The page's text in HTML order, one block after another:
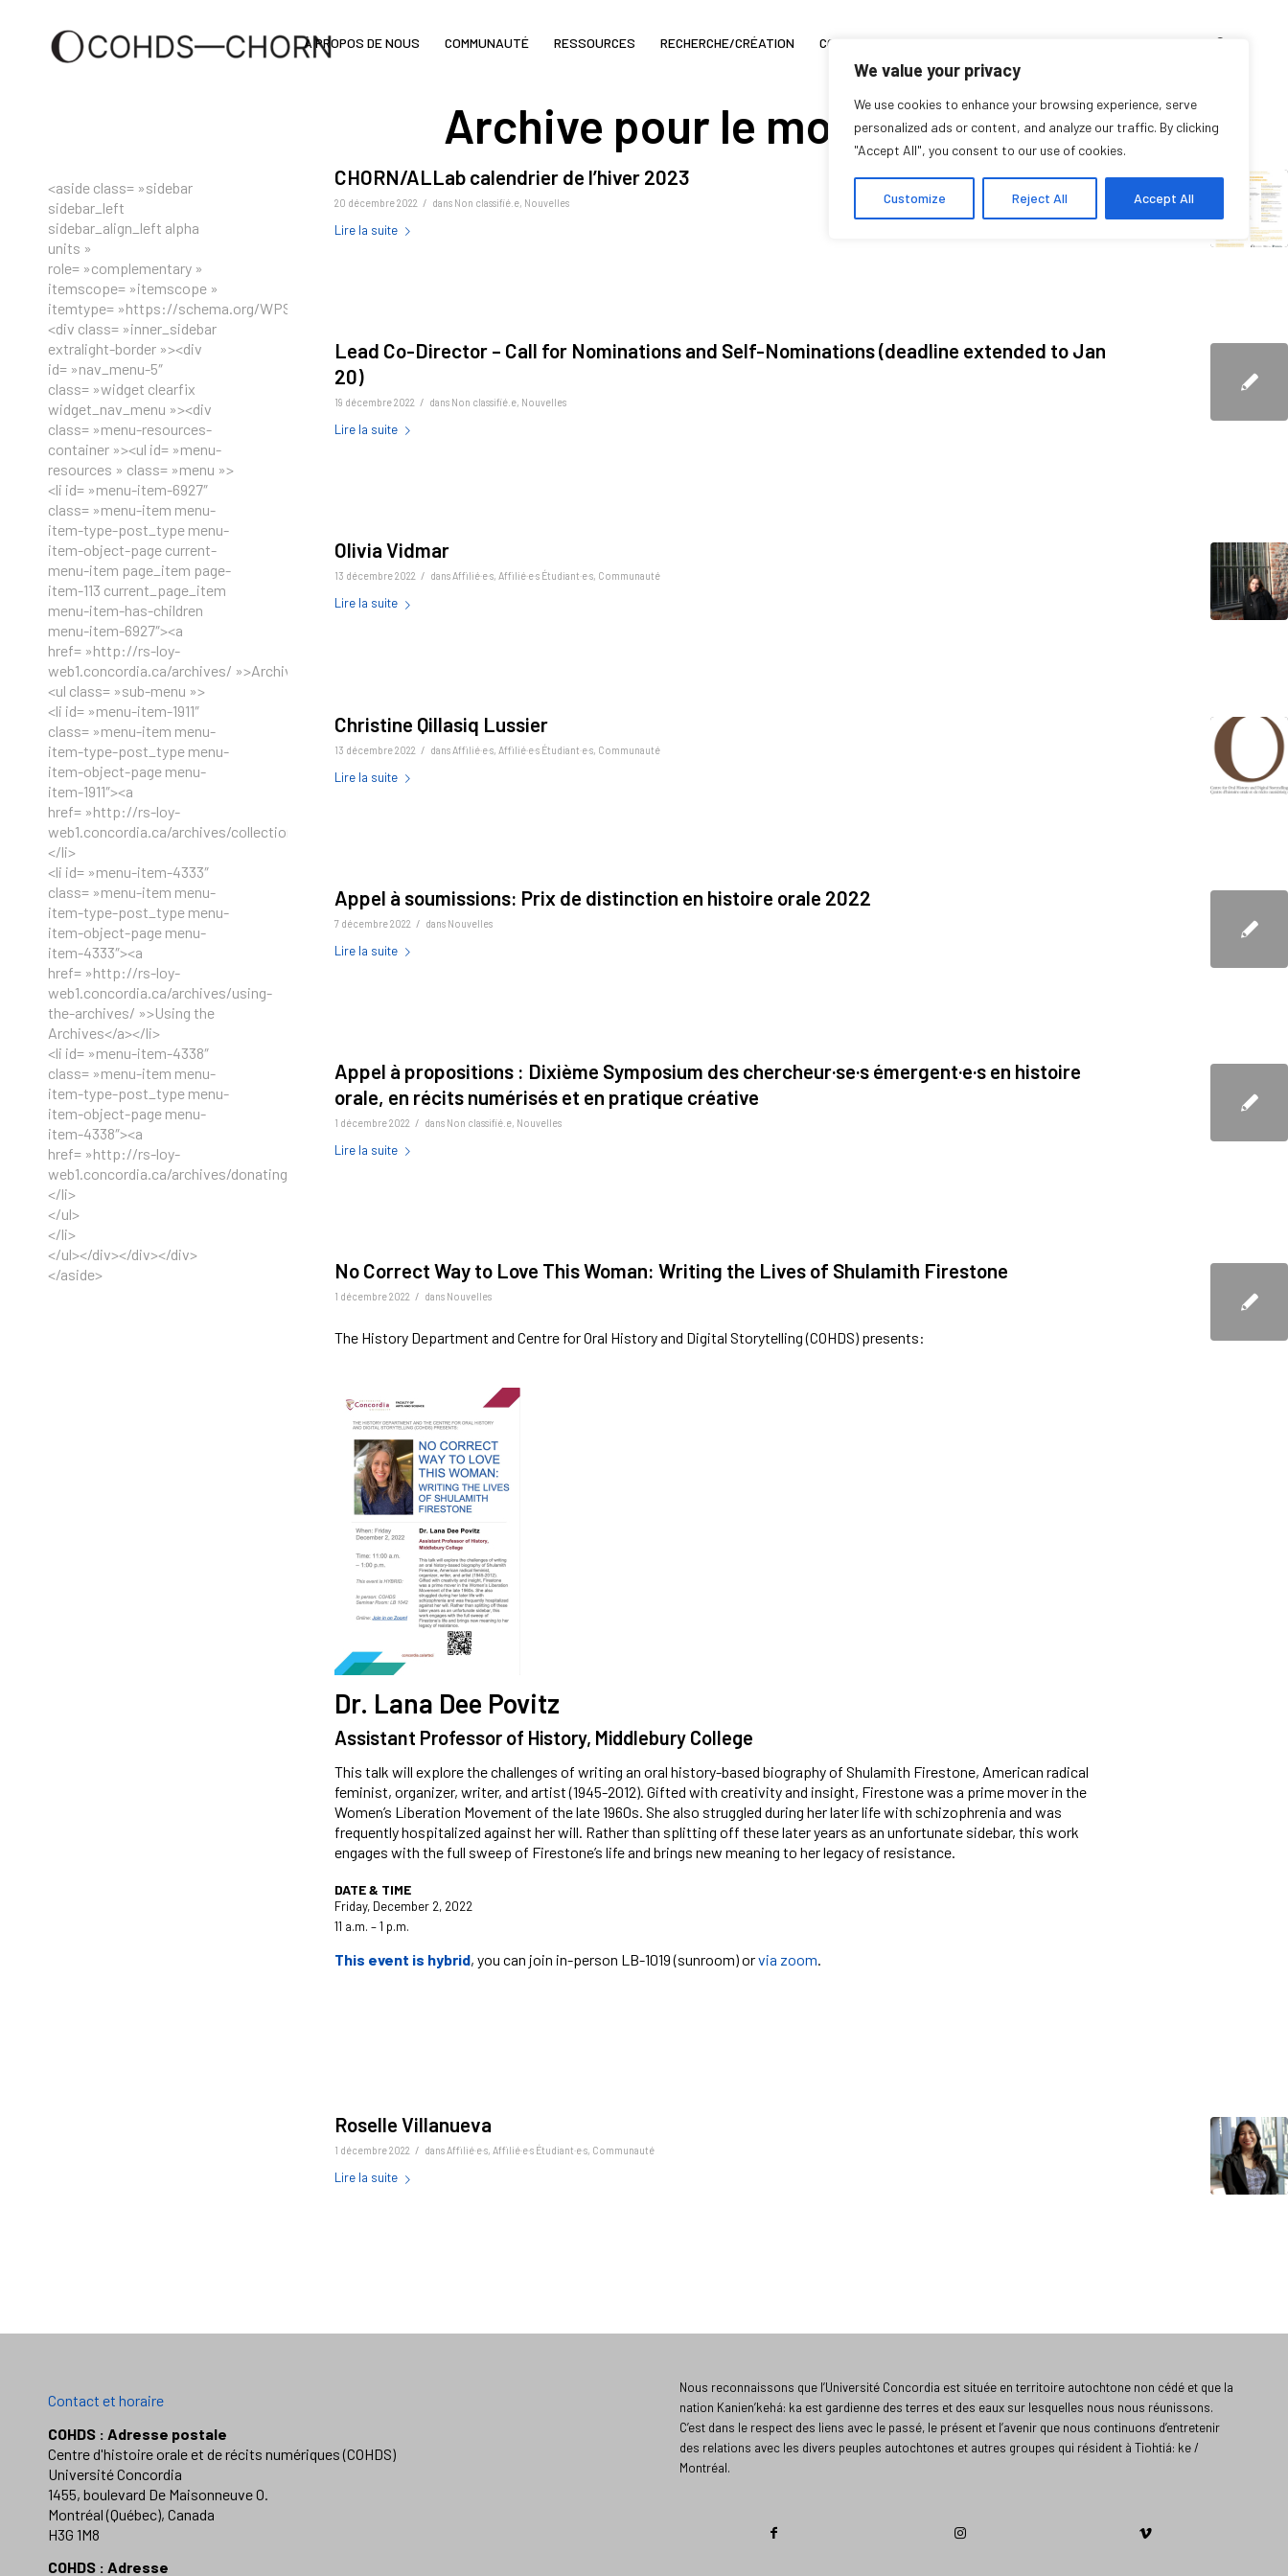
We value your privacy
We use cookies to enhance your browsing experience, serve
personalized ads or content, and analyze our traffic. By clicking
"Accept All", you consent to our use of cookies.
Customize Reject All Accept All
À PROPOS DE NOUS COMMUNAUTÉ RESSOURCES RECHERCHE/CRÉATION COIN D’ENSEIGNEMENT
Archive pour le mois : décembre, 2022
CHORN/ALLab calendrier de l’hiver 2023
20 décembre 2022 / dans Non classifié.e, Nouvelles
Lire la suite
Lead Co-Director – Call for Nominations and Self-Nominations (deadline extended to Jan
20)
19 décembre 2022 / dans Non classifié.e, Nouvelles
Lire la suite
Olivia Vidmar
13 décembre 2022 / dans Affilié·e·s, Affilié·e·s Étudiant·e·s, Communauté
Lire la suite
Christine Qillasiq Lussier
13 décembre 2022 / dans Affilié·e·s, Affilié·e·s Étudiant·e·s, Communauté
Lire la suite
Appel à soumissions: Prix de distinction en histoire orale 2022
7 décembre 2022 / dans Nouvelles
Lire la suite
Appel à propositions : Dixième Symposium des chercheur·se·s émergent·e·s en histoire
orale, en récits numérisés et en pratique créative
1 décembre 2022 / dans Non classifié.e, Nouvelles
Lire la suite
No Correct Way to Love This Woman: Writing the Lives of Shulamith Firestone
1 décembre 2022 / dans Nouvelles
The History Department and Centre for Oral History and Digital Storytelling (COHDS) presents:
Dr. Lana Dee Povitz
Assistant Professor of History, Middlebury College
This talk will explore the challenges of writing an oral history-based biography of Shulamith Firestone, American radical
feminist, organizer, writer, and artist (1945-2012). Gifted with creativity and insight, Firestone was a prime mover in the
Women’s Liberation Movement of the late 1960s. She also struggled during her later life with schizophrenia and was
frequently hospitalized against her will. Rather than splitting off these later years as an unfortunate sidebar, this work
engages with the full sweep of Firestone’s life and brings new meaning to her legacy of resistance.
DATE & TIME
Friday, December 2, 2022
11 a.m. – 1 p.m.
This event is hybrid, you can join in-person LB-1019 (sunroom) orvia zoom.
Roselle Villanueva
1 décembre 2022 / dans Affilié·e·s, Affilié·e·s Étudiant·e·s, Communauté
Lire la suite
<aside class= »sidebar
sidebar_left
sidebar_align_left alpha
units »
role= »complementary »
itemscope= »itemscope »
itemtype= »https://schema.org/WPSideBar »>
<div class= »inner_sidebar
extralight-border »><div
id= »nav_menu-5″
class= »widget clearfix
widget_nav_menu »><div
class= »menu-resources-
container »><ul id= »menu-
resources » class= »menu »>
<li id= »menu-item-6927″
class= »menu-item menu-
item-type-post_type menu-
item-object-page current-
menu-item page_item page-
item-113 current_page_item
menu-item-has-children
menu-item-6927″><a
href= »http://rs-loy-
web1.concordia.ca/archives/ »>Archives</a>
<ul class= »sub-menu »>
<li id= »menu-item-1911″
class= »menu-item menu-
item-type-post_type menu-
item-object-page menu-
item-1911″><a
href= »http://rs-loy-
web1.concordia.ca/archives/collections/ »>Collections</a>
</li>
<li id= »menu-item-4333″
class= »menu-item menu-
item-type-post_type menu-
item-object-page menu-
item-4333″><a
href= »http://rs-loy-
web1.concordia.ca/archives/using-
the-archives/ »>Using the
Archives</a></li>
<li id= »menu-item-4338″
class= »menu-item menu-
item-type-post_type menu-
item-object-page menu-
item-4338″><a
href= »http://rs-loy-
web1.concordia.ca/archives/donating/ »>Donating</a>
</li>
</ul>
</li>
</ul></div></div></div>
</aside>
Contact et horaire
COHDS : Adresse postale
Centre d'histoire orale et de récits numériques (COHDS)
Université Concordia
1455, boulevard De Maisonneuve O.
Montréal (Québec), Canada
H3G 1M8
COHDS : Adresse
Nous reconnaissons que l’Université Concordia est située en territoire autochtone non cédé et que la
nation Kanien’kehá: ka est gardienne des terres et des eaux sur lesquelles nous nous réunissons.
C’est dans le respect des liens avec le passé, le présent et l’avenir que nous continuons d’entretenir
des relations avec les divers peuples autochtones et autres groupes qui résident à Tiohtiá: ke /
Montréal.​